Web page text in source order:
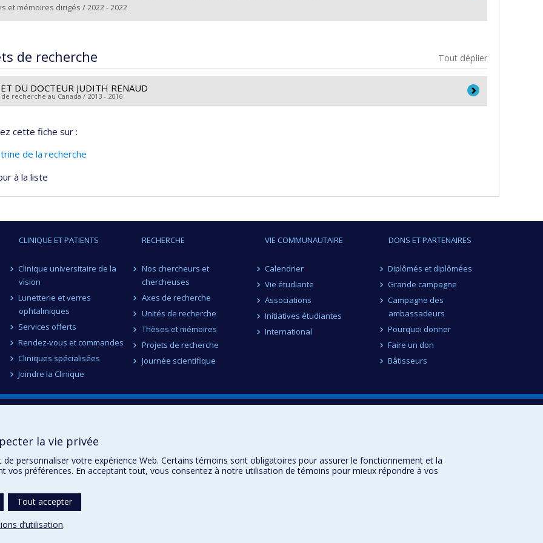
et mémoires dirigés / 2022 - 2022
:Maîtrise
obtenu :M. Sc.
de recherche Tout déplier
DU DOCTEUR JUDITH RENAUD
recherche au Canada / 2013 - 2016
:Judith Renaud
de financement :Fondation des maladies de l'oeil
cette fiche sur :
de la recherche
à la liste
CLINIQUE ET PATIENTS
Clinique universitaire de la
vision
Lunetterie et verres
ophtalmiques
Services offerts
Rendez-vous et commandes
Cliniques spécialisées
Joindre la Clinique
RECHERCHE
Nos chercheurs et
chercheuses
Axes de recherche
Unités de recherche
Thèses et mémoires
Projets de recherche
Journée scientifique
VIE COMMUNAUTAIRE
Calendrier
Vie étudiante
Associations
Initiatives étudiantes
International
DONS ET PARTENAIRES
Diplômés et diplômées
Grande campagne
Campagne des
ambassadeurs
Pourquoi donner
Faire un don
Bâtisseurs
la vie privée
de personnaliser votre expérience Web. Certains témoins sont obligatoires pour assurer le fonctionnement et la
vos préférences. En acceptant tout, vous consentez à notre utilisation de témoins pour mieux répondre à vos
Tout accepter
d’utilisation.